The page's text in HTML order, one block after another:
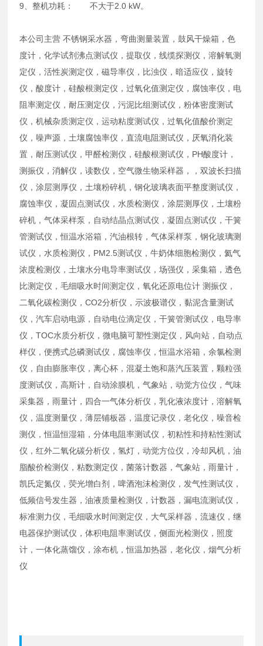
9、整机功耗： 不大于2.0 kW。
本公司主营 不锈钢采水器，弯曲测量装置，鼓风干燥箱，色
度计，化学试剂沸点测试仪，提取仪，线缆探测仪，溶解氧测
定仪，活性炭测定仪，磁导率仪，比浊仪，暗适应仪，旋转
仪，酸度计，硅酸根测定仪，过氧化值测定仪，腐蚀率仪，电
阻率测定仪，耐压测定仪，污泥比组测试仪，粉体密度测试
仪，机械杂质测定仪，运动粘度测试仪，过氧化值酸价测定
仪，噪声源，土壤腐蚀率仪，直流电阻测试仪，厌氧消化装
置，耐压测试仪，甲醛检测仪，硅酸根测试仪，PH酸度计，
测振仪，消解仪，读数仪，空气微生物采样器，，双波长扫描
仪，涂层测厚仪，土壤粉碎机，钢化玻璃表面平整度测试仪，
腐蚀率仪，凝固点测试仪，水质检测仪，涂层测厚仪，土壤粉
碎机，气体采样泵，自动结晶点测试仪，凝固点测试仪，干簧
管测试仪，恒温水浴箱，汽油根转，气体采样泵，钢化玻璃测
试仪，水质检测仪，PM2.5测试仪，牛奶体细胞检测仪，氦气
浓度检测仪，土壤水分电导率测试仪，场强仪，采集箱，透色
比测定仪，毛细吸水时间测定仪，氧化还原电位计 测振仪，
二氧化碳检测仪，CO2分析仪，示波极谱仪，黏泥含量测试
仪，汽车启动电源，自动电位滴定仪，干簧管测试仪，电导率
仪，TOC水质分析仪，微电脑可塑性测定仪，风向站，自动点
样仪，便携式总磷测试仪，腐蚀率仪，恒温水浴箱，余氯检测
仪，自由膨胀率仪，离心杯，混凝土饱和蒸汽压装置，颗粒强
度测试仪，高斯计，自动涂膜机，气象站，动觉方位仪，气味
采集器，雨量计，四合一气体分析仪，乳化液浓度计，溶解氧
仪，温度测量仪，薄层铺板器，温度记录仪，老化仪，噪音检
测仪，恒温恒湿箱，分体电阻率测试仪，初粘性和持粘性测试
仪，红外二氧化碳分析仪，氢灯，动觉方位仪，冷却风机，油
脂酸价检测仪，粘数测定仪，菌落计数器，气象站，雨量计，
凯氏定氮仪，荧光增白剂，啤酒泡沫检测仪，发气性测试仪，
低频信号发生器，油液质量检测仪，计数器，漏电流测试仪，
标准测力仪，毛细吸水时间测定仪，大气采样器，流速仪，继
电器保护测试仪，体积电阻率测试仪，侧面光检测仪，照度
计，一体化蒸馏仪，涂布机，恒温加热器，老化仪，烟气分析
仪